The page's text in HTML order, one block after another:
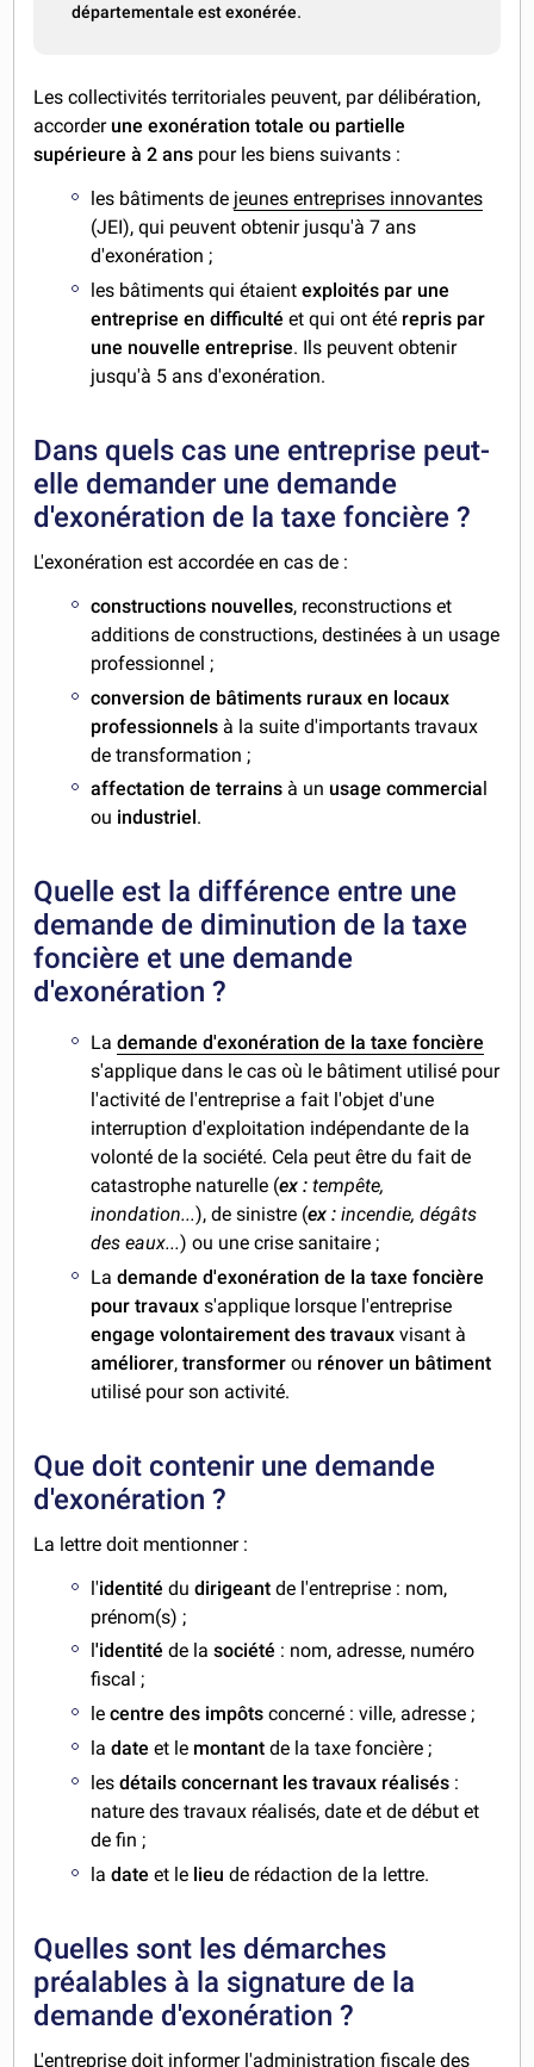
départementale est exonérée.
Les collectivités territoriales peuvent, par délibération,
accorder une exonération totale ou partielle
supérieure à 2 ans pour les biens suivants :
les bâtiments de jeunes entreprises innovantes
(JEI), qui peuvent obtenir jusqu'à 7 ans
d'exonération ;
les bâtiments qui étaient exploités par une
entreprise en difficulté et qui ont été repris par
une nouvelle entreprise. Ils peuvent obtenir
jusqu'à 5 ans d'exonération.
Dans quels cas une entreprise peut-
elle demander une demande
d'exonération de la taxe foncière ?
L'exonération est accordée en cas de :
constructions nouvelles, reconstructions et
additions de constructions, destinées à un usage
professionnel ;
conversion de bâtiments ruraux en locaux
professionnels à la suite d'importants travaux
de transformation ;
affectation de terrains à un usage commercia
ou industriel .
Quelle est la différence entre une
demande de diminution de la taxe
foncière et une demande
d'exonération ?
Lademande d'exonération de la taxe foncière
s'applique dans le cas où le bâtiment utilisé pour
l'activité de l'entreprise a fait l'objet d'une
interruption d'exploitation indépendante de la
volonté de la société. Cela peut être du fait de
catastrophe naturelle (ex :tempête,
inondation...), de sinistre (ex : incendie, dégâts
des eaux...) ou une crise sanitaire ;
Lademande d'exonération de la taxe foncière
pour travauxs'applique lorsque l'entreprise
engage volontairement des travaux visant à
améliorer,transformerou rénover un bâtiment
utilisé pour son activité.
Que doit contenir une demande
d'exonération ?
La lettre doit mentionner :
l'identité du dirigeantde l'entreprise : nom,
prénom(s) ;
l'identitéde la société : nom, adresse, numéro
fiscal ;
lecentre des impôtsconcerné : ville, adresse ;
ladate et le montant de la taxe foncière ;
les détails concernant les travaux réalisés :
nature des travaux réalisés, date et de début et
de fin ;
la date et le lieu de rédaction de la lettre.
Quelles sont les démarches
préalables à la signature de la
demande d'exonération ?
L'entreprise doit informer l'administration fiscale des